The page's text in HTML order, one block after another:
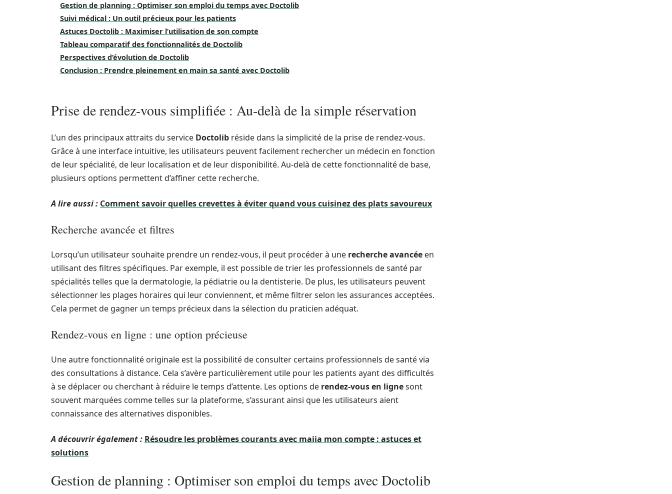
Gestion de planning : Optimiser son emploi du temps avec Doctolib
Suivi médical : Un outil précieux pour les patients
Astuces Doctolib : Maximiser l’utilisation de son compte
Tableau comparatif des fonctionnalités de Doctolib
Perspectives d’évolution de Doctolib
Conclusion : Prendre pleinement en main sa santé avec Doctolib
Prise de rendez-vous simplifiée : Au-delà de la simple réservation
L’un des principaux attraits du service Doctolib réside dans la simplicité de la prise de rendez-vous.
Grâce à une interface intuitive, les utilisateurs peuvent facilement rechercher un médecin en fonction
de leur spécialité, de leur localisation et de leur disponibilité. Au-delà de cette fonctionnalité de base,
plusieurs options permettent d’affiner cette recherche.
A lire aussi : Comment savoir quelles crevettes à éviter quand vous cuisinez des plats savoureux
Recherche avancée et filtres
Lorsqu’un utilisateur souhaite prendre un rendez-vous, il peut procéder à une recherche avancée en
utilisant des filtres spécifiques. Par exemple, il est possible de trier les professionnels de santé par
spécialités telles que la dermatologie, la pédiatrie ou la dentisterie. De plus, les utilisateurs peuvent
sélectionner les plages horaires qui leur conviennent, et même filtrer selon les assurances acceptées.
Cela permet de gagner un temps précieux dans la sélection du praticien adéquat.
Rendez-vous en ligne : une option précieuse
Une autre fonctionnalité originale est la possibilité de consulter certains professionnels de santé via
des consultations à distance. Cela s’avère particulièrement utile pour les patients ayant des difficultés
à se déplacer ou cherchant à réduire le temps d’attente. Les options de rendez-vous en lignesont
souvent marquées comme telles sur la plateforme, s’assurant ainsi que les utilisateurs aient
connaissance des alternatives disponibles.
A découvrir également : Résoudre les problèmes courants avec maiia mon compte : astuces et
solutions
Gestion de planning : Optimiser son emploi du temps avec Doctolib